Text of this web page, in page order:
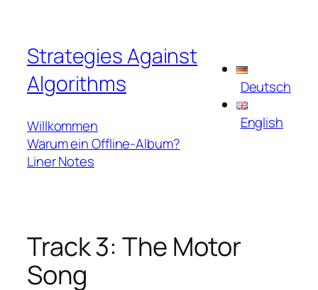
Inhalt
springen
Strategies Against
Algorithms
Willkommen
Warum ein Offline-Album?
Liner Notes
Deutsch
English
Track 3: The Motor
Song